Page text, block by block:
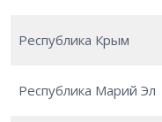
Республика Крым
Республика Марий Эл